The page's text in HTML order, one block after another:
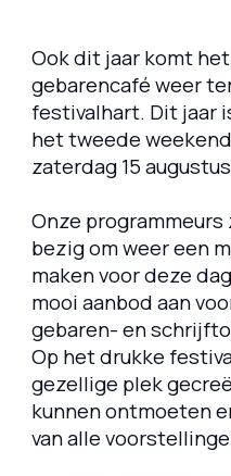
Ook dit jaar komt
gebarencafé weer
festivalhart. Dit jaar
het tweede
zaterdag 15
Onze
bezig om weer een
maken voor deze
mooi aanbod aan
gebaren- en
Op het drukke
gezellige plek
kunnen ontmoeten
van alle